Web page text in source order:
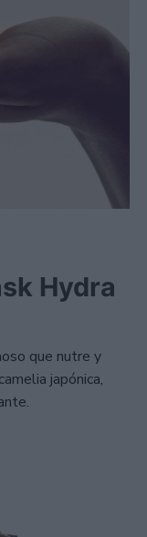
Hydra
que nutre y
japónica,